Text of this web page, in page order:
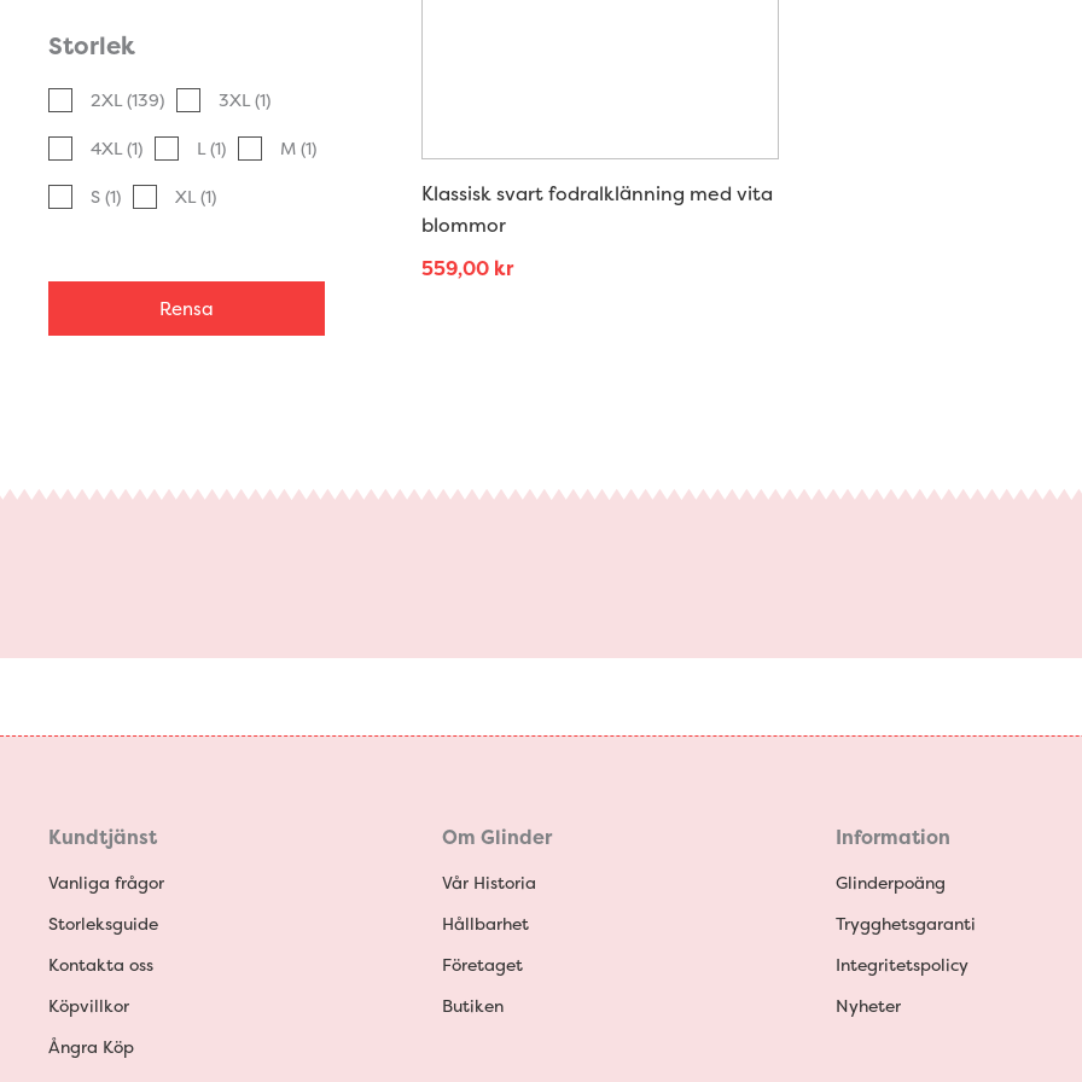
Storlek
2XL (139) 3XL (1)
4XL (1) L (1) M (1)
S (1) XL (1)
Rensa
Klassisk svart fodralklänning med vita
blommor
559,00 kr
Kundtjänst
Vanliga frågor
Storleksguide
Kontakta oss
Köpvillkor
Ångra Köp
Om Glinder
Vår Historia
Hållbarhet
Företaget
Butiken
Information
Glinderpoäng
Trygghetsgaranti
Integritetspolicy
Nyheter